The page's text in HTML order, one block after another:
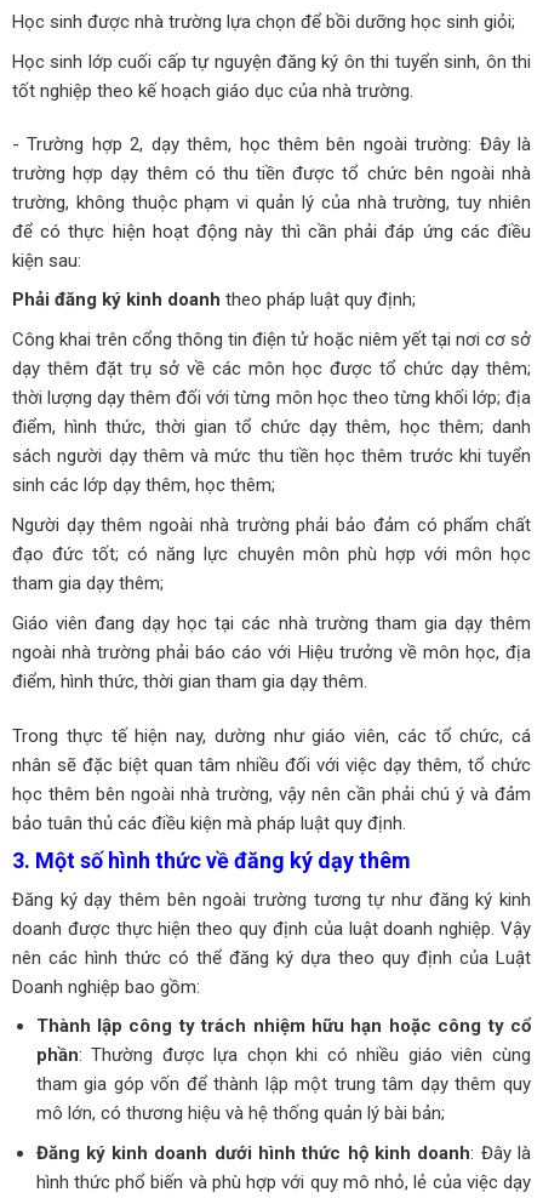
Học sinh được nhà trường lựa chọn để bồi dưỡng học sinh giỏi;
Học sinh lớp cuối cấp tự nguyện đăng ký ôn thi tuyển sinh, ôn thi
tốt nghiệp theo kế hoạch giáo dục của nhà trường.
- Trường hợp 2, dạy thêm, học thêm bên ngoài trường: Đây là
trường hợp dạy thêm có thu tiền được tổ chức bên ngoài nhà
trường, không thuộc phạm vi quản lý của nhà trường, tuy nhiên
để có thực hiện hoạt động này thì cần phải đáp ứng các điều
kiện sau:
Phải đăng ký kinh doanh theo pháp luật quy định;
Công khai trên cổng thông tin điện tử hoặc niêm yết tại nơi cơ sở
dạy thêm đặt trụ sở về các môn học được tổ chức dạy thêm;
thời lượng dạy thêm đối với từng môn học theo từng khối lớp; địa
điểm, hình thức, thời gian tổ chức dạy thêm, học thêm; danh
sách người dạy thêm và mức thu tiền học thêm trước khi tuyển
sinh các lớp dạy thêm, học thêm;
Người dạy thêm ngoài nhà trường phải bảo đảm có phẩm chất
đạo đức tốt; có năng lực chuyên môn phù hợp với môn học
tham gia dạy thêm;
Giáo viên đang dạy học tại các nhà trường tham gia dạy thêm
ngoài nhà trường phải báo cáo với Hiệu trưởng về môn học, địa
điểm, hình thức, thời gian tham gia dạy thêm.
Trong thực tế hiện nay, dường như giáo viên, các tổ chức, cá
nhân sẽ đặc biệt quan tâm nhiều đối với việc dạy thêm, tổ chức
học thêm bên ngoài nhà trường, vậy nên cần phải chú ý và đảm
bảo tuân thủ các điều kiện mà pháp luật quy định.
3. Một số hình thức về đăng ký dạy thêm
Đăng ký dạy thêm bên ngoài trường tương tự như đăng ký kinh
doanh được thực hiện theo quy định của luật doanh nghiệp. Vậy
nên các hình thức có thể đăng ký dựa theo quy định của Luật
Doanh nghiệp bao gồm:
Thành lập công ty trách nhiệm hữu hạn hoặc công ty cổ
phần: Thường được lựa chọn khi có nhiều giáo viên cùng
tham gia góp vốn để thành lập một trung tâm dạy thêm quy
mô lớn, có thương hiệu và hệ thống quản lý bài bản;
Đăng ký kinh doanh dưới hình thức hộ kinh doanh: Đây là
hình thức phổ biến và phù hợp với quy mô nhỏ, lẻ của việc dạy